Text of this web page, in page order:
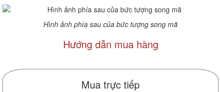
Hình ảnh phía sau của bức tượng song mã
Hướng dẫn mua hàng
Mua trực tiếp